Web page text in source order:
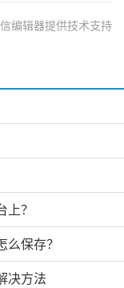
编辑器提供技术支持
？
保存？
决方法